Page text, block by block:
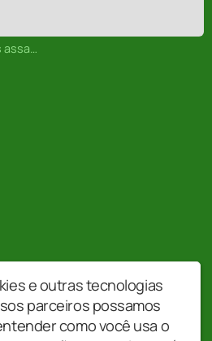
Justiça condena a 24 anos assassinos de radialista em MS
Victor e Leo e Zezé Di Camargo e Luciano se apresentam em CG
e outras tecnologias
parceiros possamos
como você usa o